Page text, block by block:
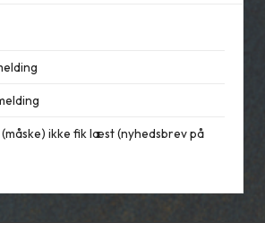
ikke fik læst (nyhedsbrev på